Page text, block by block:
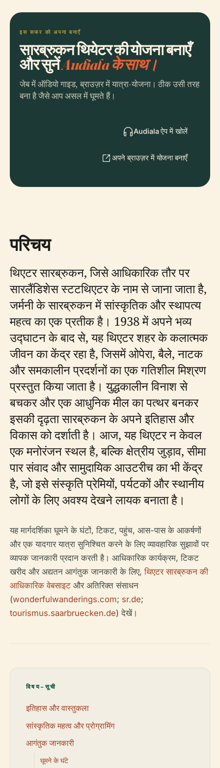
इस सफर को अपना बनाएँ
सारब्रुकन थियेटर की योजना बनाएँ
और सुनेंAudiala के साथ।
जेब में ऑडियो गाइड, ब्राउज़र में यात्रा-योजना। ठीक उसी तरह
बना है जैसे आप असल में घूमते हैं।
Audiala ऐप में खोलें
अपने ब्राउज़र में योजना बनाएँ
परिचय
थिएटर सारब्रुकन, जिसे आधिकारिक तौर पर
सारलैंडिशेस स्टटथिएटर के नाम से जाना जाता है,
जर्मनी के सारब्रुकन में सांस्कृतिक और स्थापत्य
महत्व का एक प्रतीक है। 1938 में अपने भव्य
उद्घाटन के बाद से, यह थिएटर शहर के कलात्मक
जीवन का केंद्र रहा है, जिसमें ओपेरा, बैले, नाटक
और समकालीन प्रदर्शनों का एक गतिशील मिश्रण
प्रस्तुत किया जाता है। युद्धकालीन विनाश से
बचकर और एक आधुनिक मील का पत्थर बनकर
इसकी दृढ़ता सारब्रुकन के अपने इतिहास और
विकास को दर्शाती है। आज, यह थिएटर न केवल
एक मनोरंजन स्थल है, बल्कि क्षेत्रीय जुड़ाव, सीमा
पार संवाद और सामुदायिक आउटरीच का भी केंद्र
है, जो इसे संस्कृति प्रेमियों, पर्यटकों और स्थानीय
लोगों के लिए अवश्य देखने लायक बनाता है।
यह मार्गदर्शिका घूमने के घंटों, टिकट, पहुंच, आस-पास के आकर्षणों
और एक यादगार यात्रा सुनिश्चित करने के लिए व्यावहारिक सुझावों पर
व्यापक जानकारी प्रदान करती है। आधिकारिक कार्यक्रम, टिकट
खरीद और अद्यतन आगंतुक जानकारी के लिए,थिएटर सारब्रुकन की
आधिकारिक वेबसाइट और अतिरिक्त संसाधन
(wonderfulwanderings.com; sr.de;
tourismus.saarbruecken.de) देखें।
विषय-सूची
इतिहास और वास्तुकला
सांस्कृतिक महत्व और प्रोग्रामिंग
आगंतुक जानकारी
घूमने के घंटे